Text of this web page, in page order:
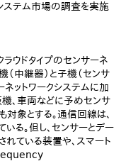
ステム市場の調査を実施
ウドタイプのセンサーネ
（中継器）と子機（センサ
ットワークシステムに加
機、車両などに予めセンサ
象とする。通信回線は、
いる。但し、センサーとデー
れている装置や、スマート